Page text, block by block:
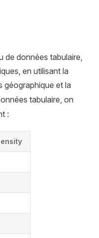
de données tabulaire,
en utilisant la
géographique et la
tabulaire, on
: